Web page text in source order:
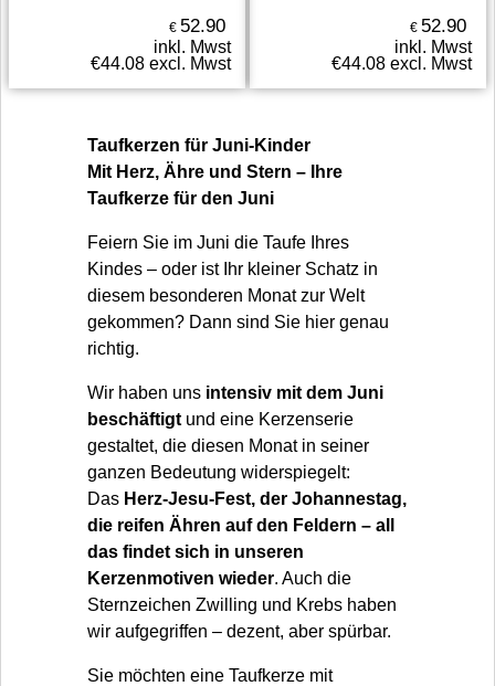
€ 52.90
inkl. Mwst
€44.08 excl. Mwst
€ 52.90
inkl. Mwst
€44.08 excl. Mwst
Taufkerzen für Juni-Kinder
Mit Herz, Ähre und Stern – Ihre
Taufkerze für den Juni
Feiern Sie im Juni die Taufe Ihres
Kindes – oder ist Ihr kleiner Schatz in
diesem besonderen Monat zur Welt
gekommen? Dann sind Sie hier genau
richtig.
Wir haben uns intensiv mit dem Juni
beschäftigt und eine Kerzenserie
gestaltet, die diesen Monat in seiner
ganzen Bedeutung widerspiegelt:
Das Herz-Jesu-Fest, der Johannestag,
die reifen Ähren auf den Feldern – all
das findet sich in unseren
Kerzenmotiven wieder. Auch die
Sternzeichen Zwilling und Krebs haben
wir aufgegriffen – dezent, aber spürbar.
Sie möchten eine Taufkerze mit